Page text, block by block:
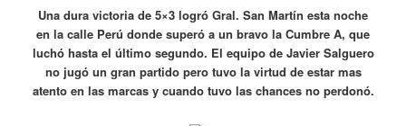
Una dura victoria de 5×3 logró Gral. San Martín esta noche
en la calle Perú donde superó a un bravo la Cumbre A, que
luchó hasta el último segundo. El equipo de Javier Salguero
no jugó un gran partido pero tuvo la virtud de estar mas
atento en las marcas y cuando tuvo las chances no perdonó.